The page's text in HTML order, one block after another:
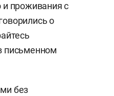
и проживания с
о
письменном
без